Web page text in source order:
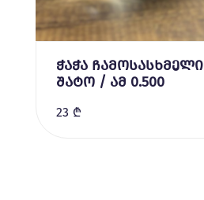
ჭაჭა ჩამოსასხმელი
შატო / ამ 0.500
23 ₾